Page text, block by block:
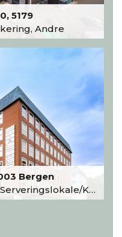
5179
Andre
Bergen
Undervisning/Arrangement